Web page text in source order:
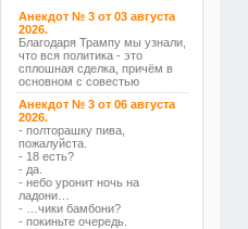
Анекдот № 3 от 03 августа
2026.
Благодаря Трампу мы узнали,
что вся политика - это
сплошная сделка, причём в
основном с совестью
Анекдот № 3 от 06 августа
2026.
- полторашку пива,
пожалуйста.
- 18 есть?
- да.
- небо уронит ночь на
ладони…
- …чики бамбони?
- покиньте очередь.